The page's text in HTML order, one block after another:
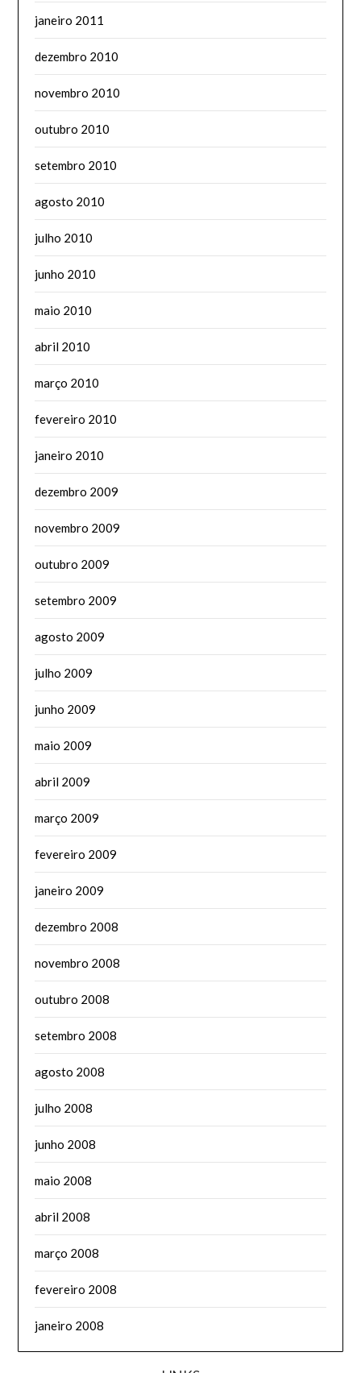
janeiro 2011
dezembro 2010
novembro 2010
outubro 2010
setembro 2010
agosto 2010
julho 2010
junho 2010
maio 2010
abril 2010
março 2010
fevereiro 2010
janeiro 2010
dezembro 2009
novembro 2009
outubro 2009
setembro 2009
agosto 2009
julho 2009
junho 2009
maio 2009
abril 2009
março 2009
fevereiro 2009
janeiro 2009
dezembro 2008
novembro 2008
outubro 2008
setembro 2008
agosto 2008
julho 2008
junho 2008
maio 2008
abril 2008
março 2008
fevereiro 2008
janeiro 2008